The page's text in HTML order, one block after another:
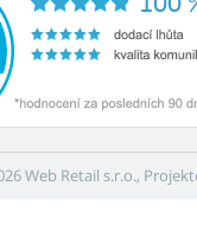
Web Retail s.r.o.,